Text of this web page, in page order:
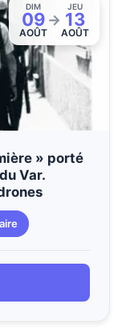
DIM
09
AOÛT
→
JEU
13
AOÛT
» porté
Var.